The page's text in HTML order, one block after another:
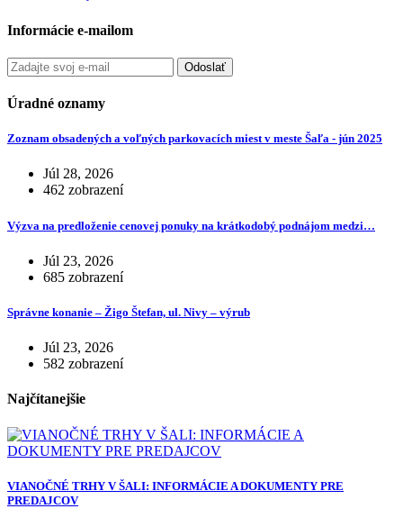
Informácie e-mailom
Odoslať
Úradné oznamy
Zoznam obsadených a voľných parkovacích miest v meste Šaľa - jún 2025
Júl 28, 2026
462 zobrazení
Výzva na predloženie cenovej ponuky na krátkodobý podnájom medzi…
Júl 23, 2026
685 zobrazení
Správne konanie – Žigo Štefan, ul. Nivy – výrub
Júl 23, 2026
582 zobrazení
Najčítanejšie
VIANOČNÉ TRHY V ŠALI: INFORMÁCIE A DOKUMENTY PRE
PREDAJCOV